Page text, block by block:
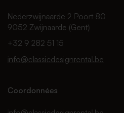
Nederzwijnaarde 2 Poort 80
9052 Zwijnaarde (Gent)
+32 9 282 51 15
info@classicdesignrental.be
Coordonnées